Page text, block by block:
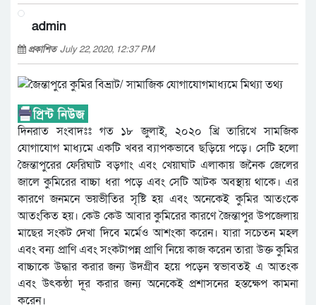
admin
প্রকাশিতJuly 22, 2020, 12:37 PM
দিনরাত সংবাদঃঃ গত ১৮ জুলাই, ২০২০ খ্রি তারিখে সামজিক
যোগাযোগ মাধ্যমে একটি খবর ব্যাপকভাবে ছড়িয়ে পড়ে। সেটি হলো
জৈন্তাপুরের ফেরিঘাট বড়গাং এবং খেয়াঘাট এলাকায় জনৈক জেলের
জালে কুমিরের বাচ্চা ধরা পড়ে এবং সেটি আটক অবস্থায় থাকে। এর
কারণে জনমনে ভয়ভীতির সৃষ্টি হয় এবং অনেকেই কুমির আতংকে
আতংকিত হয়। কেউ কেউ আবার কুমিরের কারণে জৈন্তাপুর উপজেলায়
মাছের সংকট দেখা দিবে মর্মেও আশংকা করেন। যারা সচেতন মহল
এবং বন্য প্রাণি এবং সংকটাপন্ন প্রাণি নিয়ে কাজ করেন তারা উক্ত কুমির
বাচ্চাকে উদ্ধার করার জন্য উদগ্রীব হয়ে পড়েন স্বভাবতই এ আতংক
এবং উৎকন্ঠা দূর করার জন্য অনেকেই প্রশাসনের হস্তক্ষেপ কামনা
করেন।